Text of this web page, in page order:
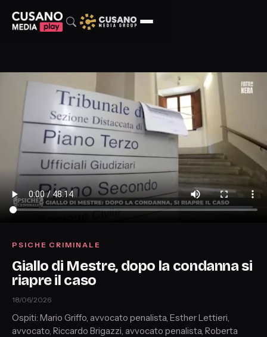
PSICHE CRIMINALE
Giallo di Mestre, dopo la condanna si
riapre il caso
18/06/2026
Ospiti: Mario Griffo, avvocato penalista, Esther Lettieri,
avvocato, Riccardo Brigazzi, avvocato penalista, Roberta